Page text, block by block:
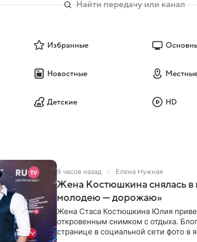
Избранные
Новостные
Детские HD
9 часов назад Елена Нужная
Жена Костюшкина снялась
молодею — дорожаю»
Жена Стаса Костюшкина Юлия
откровенным снимком с отдыха.
странице в социальной сети фото в